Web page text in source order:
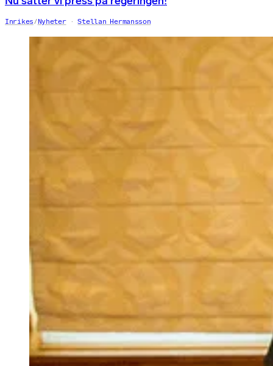
Inrikes/Nyheter Stellan Hermansson